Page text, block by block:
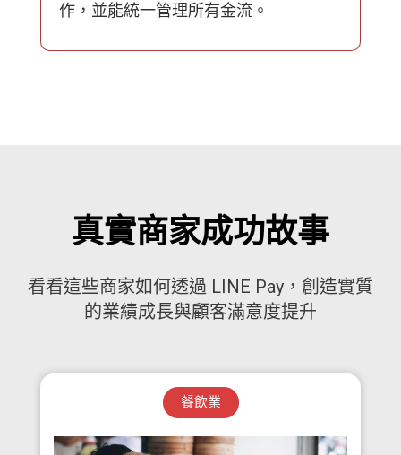
作，並能統一管理所有金流。
真實商家成功故事
看看這些商家如何透過 LINE Pay，創造實質
的業績成長與顧客滿意度提升
餐飲業